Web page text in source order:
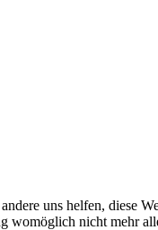
uns helfen, diese
womöglich nicht mehr